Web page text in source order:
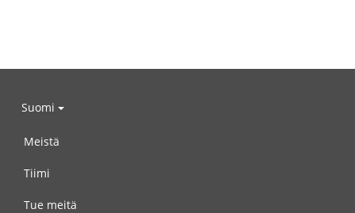
Suomi
Meistä
Tiimi
Tue meitä